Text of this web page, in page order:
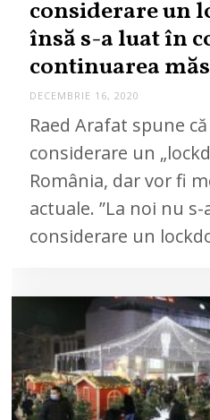
considerare un
însă s-a luat în
continuarea
DECEMBRIE 16, 2020
C
E
M
B
R
E
1
6
,
0
Raed Arafat spune
considerare un
România, dar vor fi
actuale. ”La noi nu
considerare un